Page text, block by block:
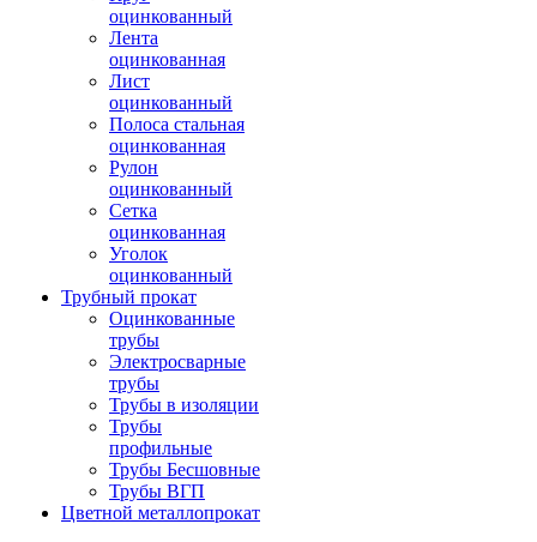
оцинкованный
Лента
оцинкованная
Лист
оцинкованный
Полоса стальная
оцинкованная
Рулон
оцинкованный
Сетка
оцинкованная
Уголок
оцинкованный
Трубный прокат
Оцинкованные
трубы
Электросварные
трубы
Трубы в изоляции
Трубы
профильные
Трубы Бесшовные
Трубы ВГП
Цветной металлопрокат